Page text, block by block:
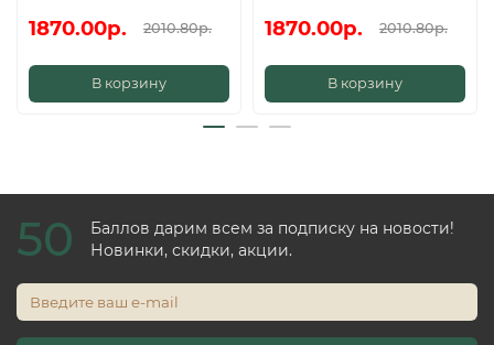
1870.00р. 2010.80р.
В корзину
1870.00р. 2010.80р.
В корзину
50
Баллов дарим всем за подписку на новости!
Новинки, скидки, акции.